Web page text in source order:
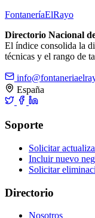
FontaneríaElRayo
Directorio Nacional
El índice consolida la
técnicas y el rango de
España
Soporte
Solicitar
Incluir nuevo
Solicitar
Directorio
Nosotros